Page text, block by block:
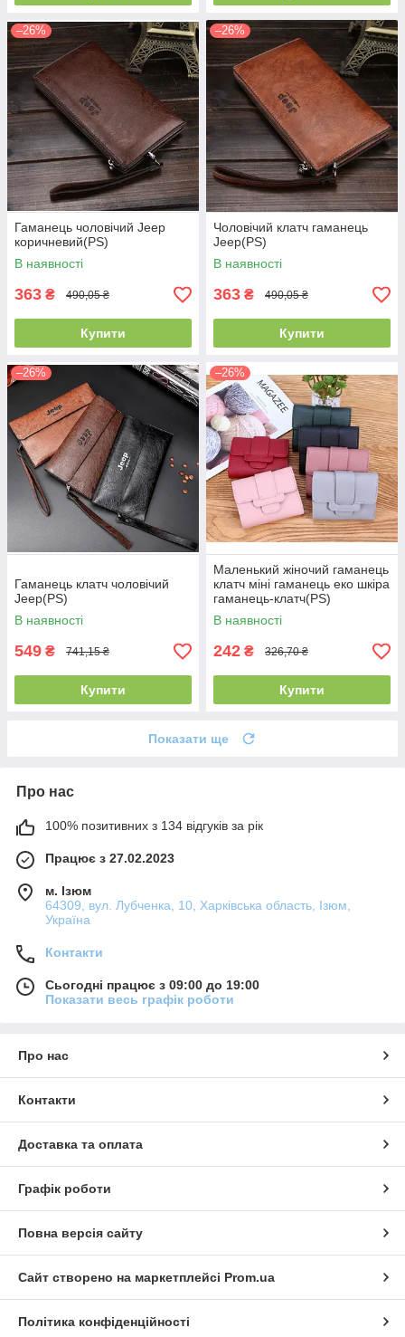
–26%
Гаманець чоловічий Jeep
коричневий(PS)
В наявності
363 ₴ 490,05 ₴
Купити
–26%
Чоловічий клатч гаманець
Jeep(PS)
В наявності
363 ₴ 490,05 ₴
Купити
–26%
Гаманець клатч чоловічий
Jeep(PS)
В наявності
549 ₴ 741,15 ₴
Купити
–26%
Маленький жіночий гаманець
клатч міні гаманець еко шкіра
гаманець-клатч(PS)
В наявності
242 ₴ 326,70 ₴
Купити
Показати ще
Про нас
100% позитивних з 134 відгуків за рік
Працює з 27.02.2023
м. Ізюм
64309, вул. Лубченка, 10, Харківська область, Ізюм,
Україна
Контакти
Сьогодні працює з 09:00 до 19:00
Показати весь графік роботи
Про нас
Контакти
Доставка та оплата
Графік роботи
Повна версія сайту
Сайт створено на маркетплейсі Prom.ua
Політика конфіденційності